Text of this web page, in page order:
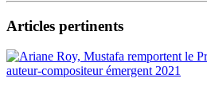
Articles pertinents